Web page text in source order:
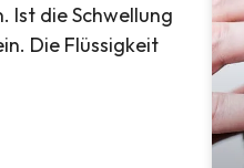
Ist die Schwellung
Die Flüssigkeit